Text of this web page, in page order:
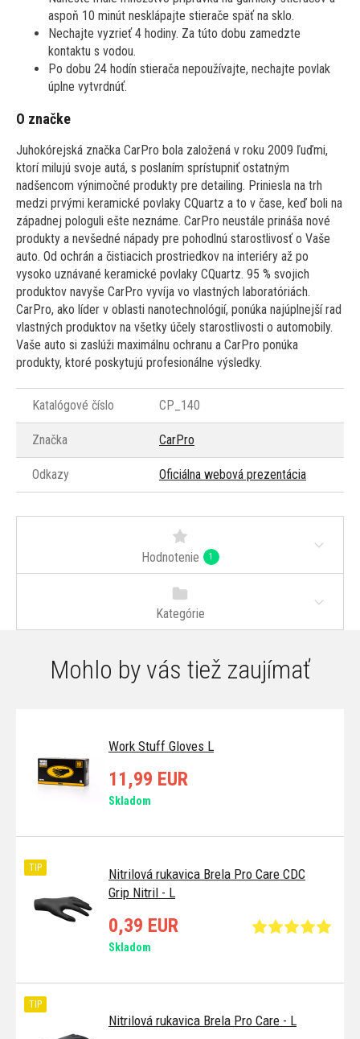
aspoň 10 minút nesklápajte stierače späť na sklo.
Nechajte vyzrieť 4 hodiny. Za túto dobu zamedzte
kontaktu s vodou.
Po dobu 24 hodín stierača nepoužívajte, nechajte povlak
úplne vytvrdnúť.
O značke
Juhokórejská značka CarPro bola založená v roku 2009 ľuďmi,
ktorí milujú svoje autá, s poslaním sprístupniť ostatným
nadšencom výnimočné produkty pre detailing. Priniesla na trh
medzi prvými keramické povlaky CQuartz a to v čase, keď boli na
západnej pologuli ešte neznáme. CarPro neustále prináša nové
produkty a nevšedné nápady pre pohodlnú starostlivosť o Vaše
auto. Od ochrán a čistiacich prostriedkov na interiéry až po
vysoko uznávané keramické povlaky CQuartz. 95 % svojich
produktov navyše CarPro vyvíja vo vlastných laboratóriách.
CarPro, ako líder v oblasti nanotechnológií, ponúka najúplnejší rad
vlastných produktov na všetky účely starostlivosti o automobily.
Vaše auto si zaslúži maximálnu ochranu a CarPro ponúka
produkty, ktoré poskytujú profesionálne výsledky.
Katalógové číslo CP_140
Značka CarPro
Odkazy Oficiálna webová prezentácia
Hodnotenie 1
Kategórie
Mohlo by vás tiež zaujímať
Work Stuff Gloves L
11,99 EUR
Skladom
Nitrilová rukavica Brela Pro Care CDC
Grip Nitril - L
TIP
0,39 EUR
Skladom
Nitrilová rukavica Brela Pro Care - L
TIP